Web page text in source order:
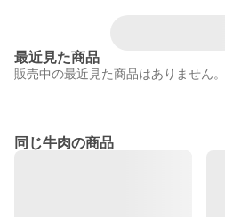
最近見た商品
販売中の最近見た商品はありません。
同じ牛肉の商品